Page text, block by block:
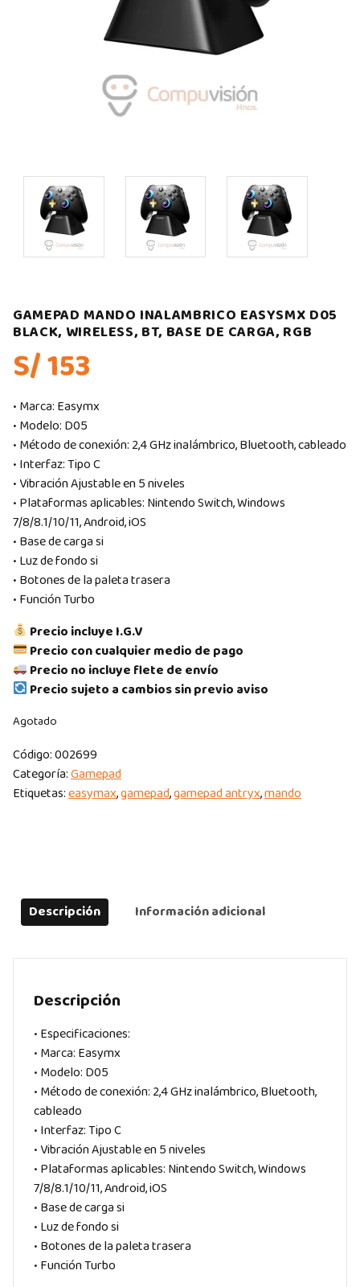
GAMEPAD MANDO INALAMBRICO EASYSMX D05
BLACK, WIRELESS, BT, BASE DE CARGA, RGB
S/ 153
• Marca: Easymx
• Modelo: D05
• Método de conexión: 2,4 GHz inalámbrico, Bluetooth, cableado
• Interfaz: Tipo C
• Vibración Ajustable en 5 niveles
• Plataformas aplicables: Nintendo Switch, Windows
7/8/8.1/10/11, Android, iOS
• Base de carga si
• Luz de fondo si
• Botones de la paleta trasera
• Función Turbo
Precio incluye I.G.V
Precio con cualquier medio de pago
Precio no incluye flete de envío
Precio sujeto a cambios sin previo aviso
Agotado
Código:002699
Categoría:Gamepad
Etiquetas:easymax,gamepad,gamepad antryx,mando
Descripción Información adicional
Descripción
• Especificaciones:
• Marca: Easymx
• Modelo: D05
• Método de conexión: 2,4 GHz inalámbrico, Bluetooth,
cableado
• Interfaz: Tipo C
• Vibración Ajustable en 5 niveles
• Plataformas aplicables: Nintendo Switch, Windows
7/8/8.1/10/11, Android, iOS
• Base de carga si
• Luz de fondo si
• Botones de la paleta trasera
• Función Turbo